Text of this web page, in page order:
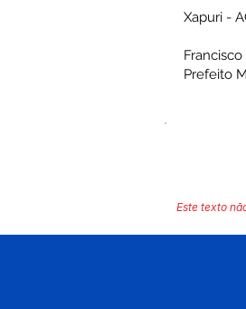
Xapuri -
Prefeito
Este texto